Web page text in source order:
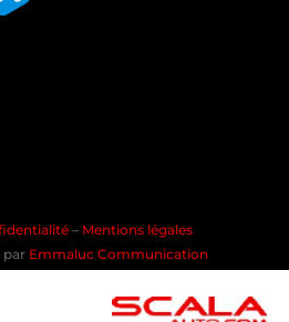
– Mentions légales
par Emmaluc Communication